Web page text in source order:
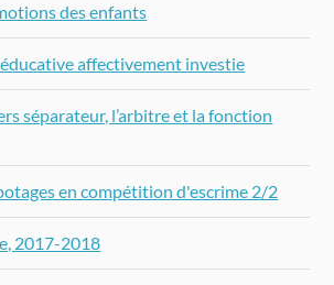
des enfants
affectivement investie
séparateur, l’arbitre et la fonction
en compétition d'escrime 2/2
2017-2018